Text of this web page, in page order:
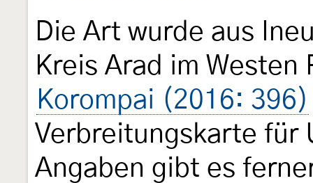
Die Art wurde aus
Kreis Arad im
Korompai (2016: 396)
Verbreitungskarte für
Angaben gibt es